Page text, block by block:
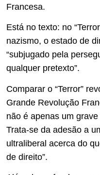
Francesa.
Está no texto: no
nazismo, o estado de
“subjugado pela
qualquer pretexto”.
Comparar o “Terror”
Grande Revolução
não é apenas um
Trata-se da adesão a
ultraliberal acerca do
de direito”.